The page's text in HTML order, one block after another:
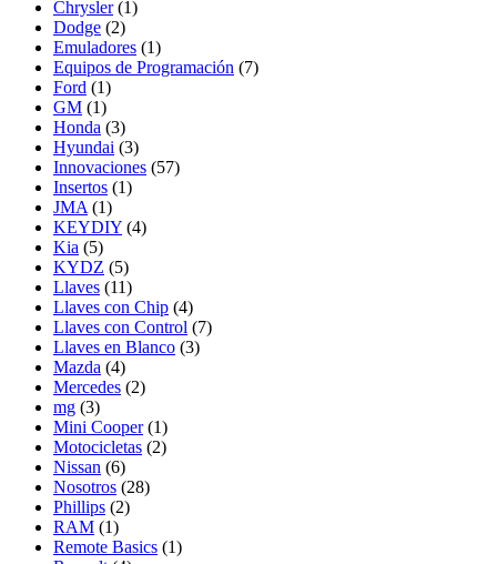
Chrysler (1)
Dodge (2)
Emuladores (1)
Equipos de Programación (7)
Ford (1)
GM (1)
Honda (3)
Hyundai (3)
Innovaciones (57)
Insertos (1)
JMA (1)
KEYDIY (4)
Kia (5)
KYDZ (5)
Llaves (11)
Llaves con Chip (4)
Llaves con Control (7)
Llaves en Blanco (3)
Mazda (4)
Mercedes (2)
mg (3)
Mini Cooper (1)
Motocicletas (2)
Nissan (6)
Nosotros (28)
Phillips (2)
RAM (1)
Remote Basics (1)